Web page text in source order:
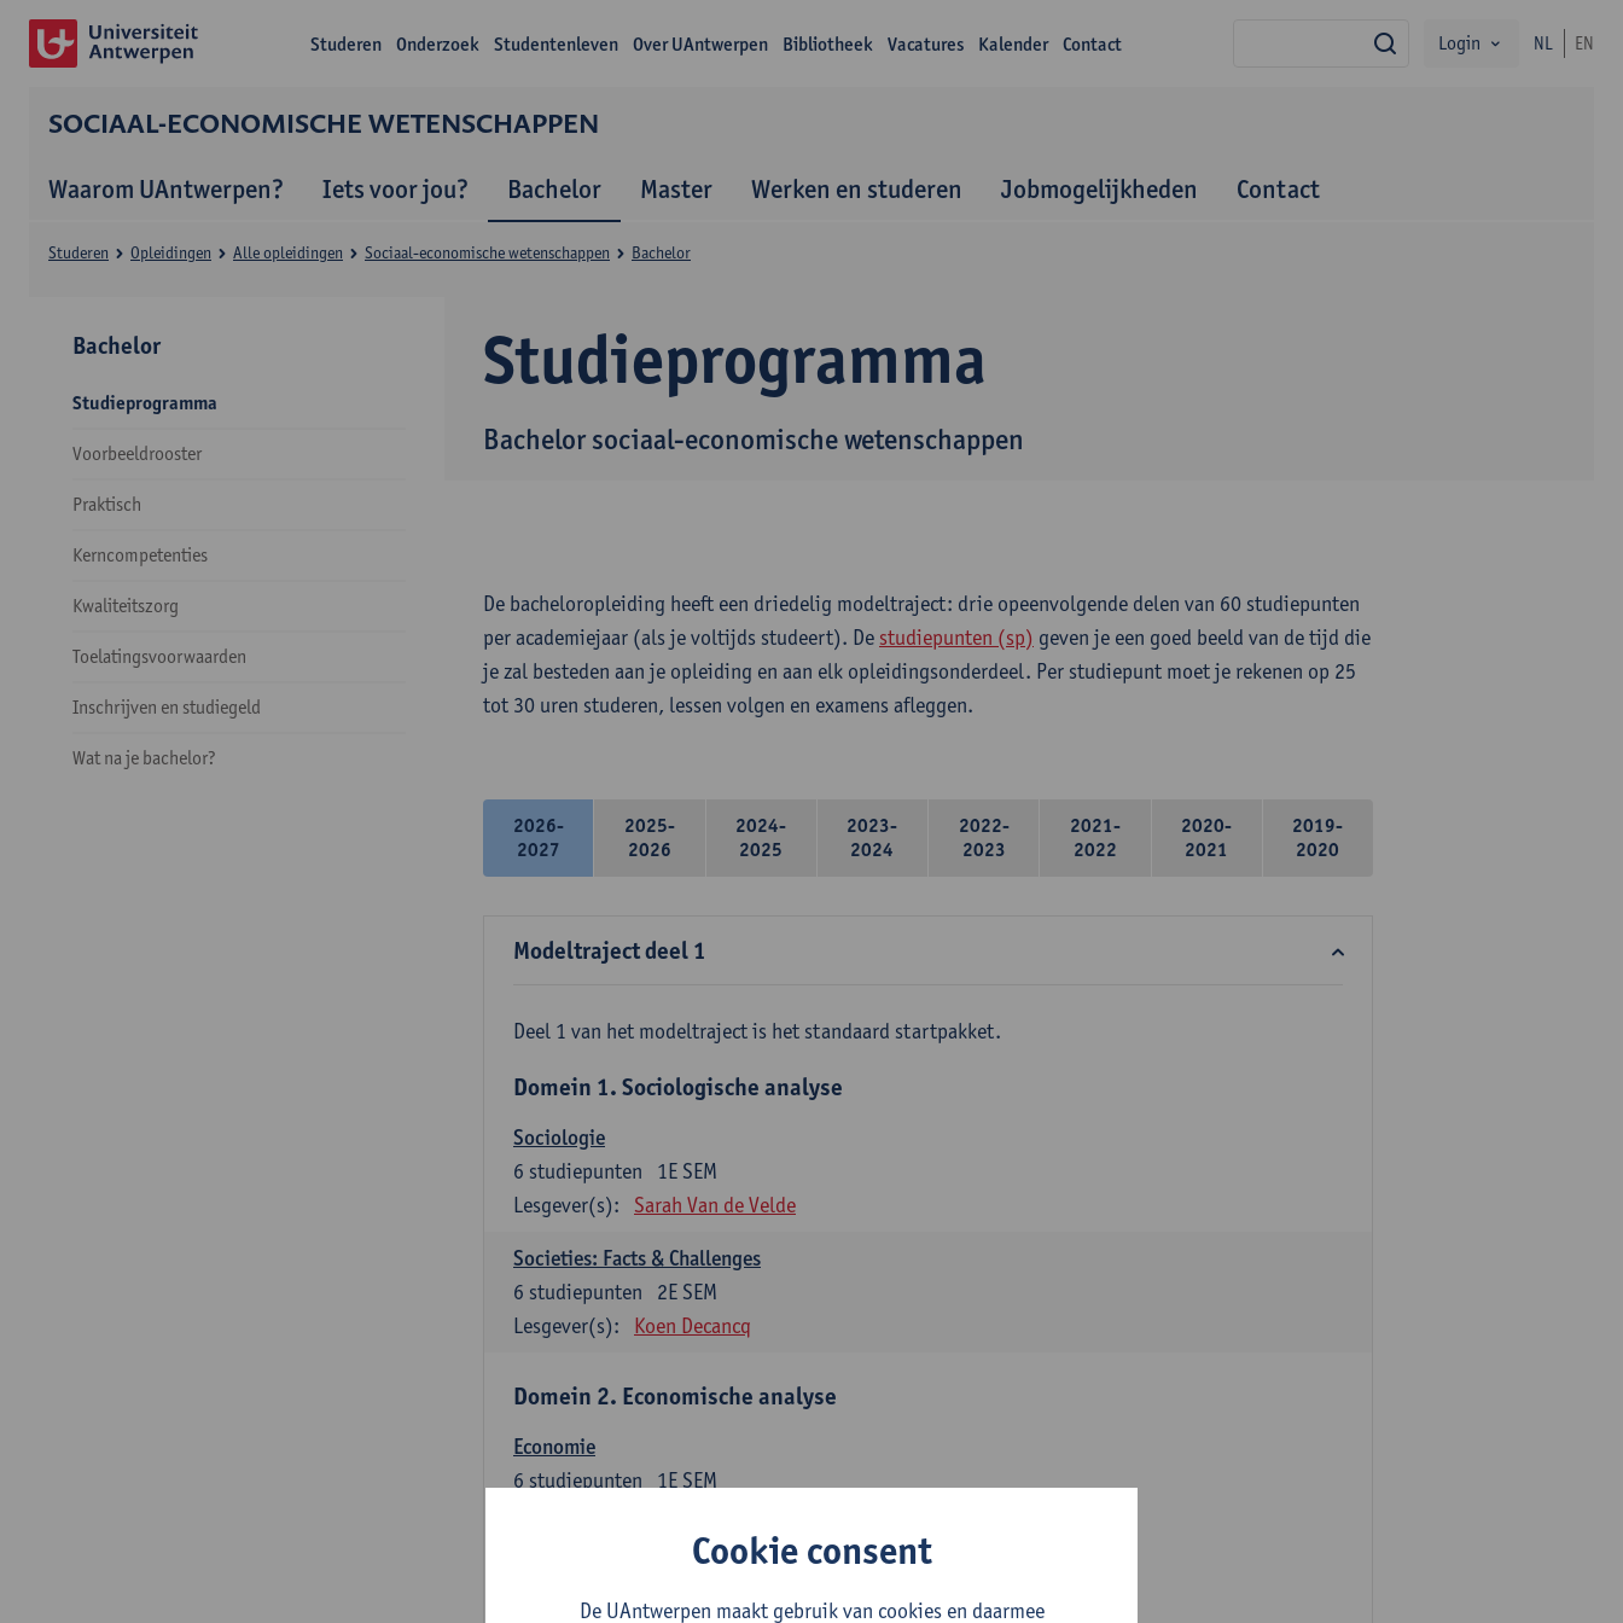
Studeren Onderzoek Studentenleven Over UAntwerpen Bibliotheek Vacatures Kalender Contact zoekLogin NL EN
SOCIAAL-ECONOMISCHE WETENSCHAPPEN
Waarom UAntwerpen? Iets voor jou? Bachelor Master Werken en studeren Jobmogelijkheden Contact
Studieprogramma
Bachelor sociaal-economische wetenschappen
Studeren Opleidingen Alle opleidingen Sociaal-economische wetenschappen Bachelor
Bachelor
Studieprogramma
Voorbeeldrooster
Praktisch
Kerncompetenties
Kwaliteitszorg
Toelatingsvoorwaarden
Inschrijven en studiegeld
Wat na je bachelor?
De bacheloropleiding heeft een driedelig modeltraject: drie opeenvolgende delen van 60 studiepunten
per academiejaar (als je voltijds studeert). De studiepunten (sp) geven je een goed beeld van de tijd die
je zal besteden aan je opleiding en aan elk opleidingsonderdeel. Per studiepunt moet je rekenen op 25
tot 30 uren studeren, lessen volgen en examens afleggen.
2026-
2027
2025-
2026
2024-
2025
2023-
2024
2022-
2023
2021-
2022
2020-
2021
2019-
2020
Modeltraject deel 1
Deel 1 van het modeltraject is het standaard startpakket.
Domein 1. Sociologische analyse
Sociologie
1E SEM
6 studiepunten
Lesgever(s):
Sarah Van de Velde
Societies: Facts & Challenges
2E SEM
6 studiepunten
Lesgever(s):
Koen Decancq
Domein 2. Economische analyse
Economie
1E SEM
6 studiepunten
Cookie consent
De UAntwerpen maakt gebruik van cookies en daarmee